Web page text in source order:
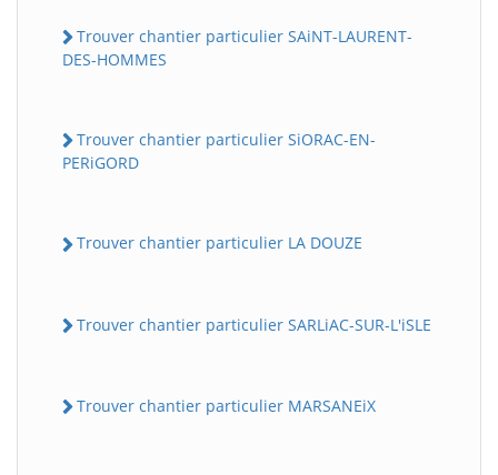
Trouver chantier particulier SAiNT-LAURENT-
DES-HOMMES
Trouver chantier particulier SiORAC-EN-
PERiGORD
Trouver chantier particulier LA DOUZE
Trouver chantier particulier SARLiAC-SUR-L'iSLE
Trouver chantier particulier MARSANEiX